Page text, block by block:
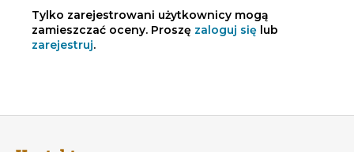
Tylko zarejestrowani użytkownicy mogą
zamieszczać oceny. Proszę zaloguj się lub
zarejestruj.